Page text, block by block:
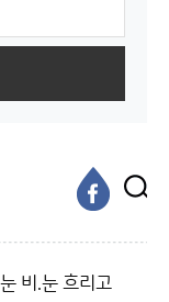
비.눈 흐리고